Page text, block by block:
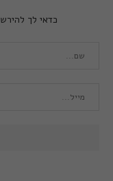
כדאי לך